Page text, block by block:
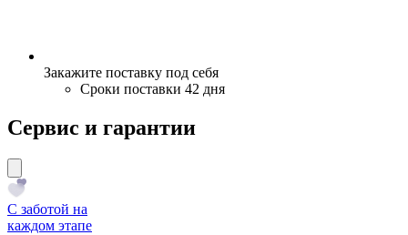
Закажите поставку под себя
Сроки поставки 42 дня
Сервис и гарантии
С заботой на
каждом этапе